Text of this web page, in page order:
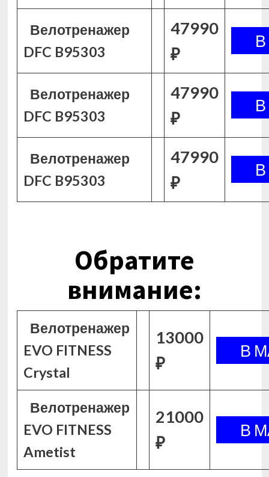
Велотренажер
DFC B95303
47990
₽
Велотренажер
DFC B95303
47990
₽
Велотренажер
DFC B95303
47990
₽
Обратите
внимание:
Велотренажер
EVO FITNESS
Crystal
13000
₽
Велотренажер
EVO FITNESS
Ametist
21000
₽